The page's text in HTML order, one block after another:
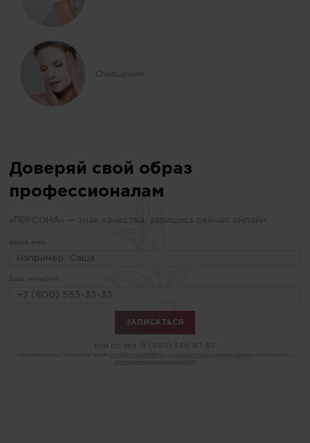
Очищение
Доверяй свой образ
профессионалам
«ПЕРСОНА» — знак качества, запишись сейчас онлайн
Ваше имя:
Ваш телефон:
или по тел. 8 (499) 348-87-67
Нажимая кнопку "Записаться" я даю согласие на обработку и хранение персональных данных
политикой конфиденциальности